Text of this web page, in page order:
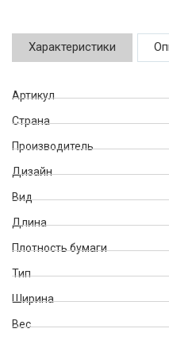
Характеристики
Артикул
Страна
Производитель
Дизайн
Вид
Длина
Плотность бумаги
Тип
Ширина
Вес